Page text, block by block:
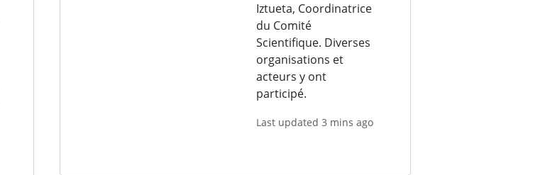
Iztueta, Coordinatrice
du Comité
Scientifique. Diverses
organisations et
acteurs y ont
participé.
Last updated 3 mins ago